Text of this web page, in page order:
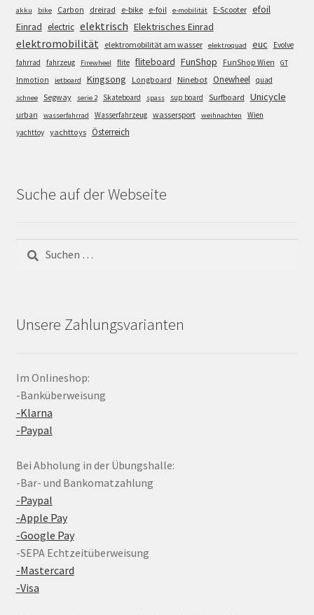
akku bike Carbon dreirad e-bike e-foil e-mobilität E-Scooter efoil
Einrad electric elektrisch Elektrisches Einrad
elektromobilität elektromobilität am wasser elektroquad euc
Evolve
fahrrad
fahrzeug Firewheel flite fliteboard FunShop FunShop Wien GT
Inmotion jetboard Kingsong Longboard Ninebot Onewheel quad
schnee Segway serie 2 Skateboard spass sup board Surfboard Unicycle
urban wasserfahrrad Wasserfahrzeug wassersport weihnachten
Wien
yachttoy yachttoys Österreich
Suche auf der Webseite
Suchen
nach:
Unsere Zahlungsvarianten
Im Onlineshop:
-Banküberweisung
-Klarna
-Paypal
Bei Abholung in der Übungshalle:
-Bar- und Bankomatzahlung
-Paypal
-Apple Pay
-Google Pay
-SEPA Echtzeitüberweisung
-Mastercard
-Visa